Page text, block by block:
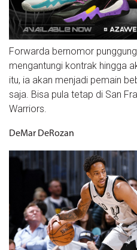
Forwarda bernomor
mengantungi kontrak hingga
itu, ia akan menjadi pemain
saja. Bisa pula tetap di San
Warriors.
DeMar DeRozan